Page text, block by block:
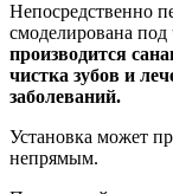
Непосредственно
смоделирована под
производится
чистка зубов и
заболеваний.
Установка может
непрямым.